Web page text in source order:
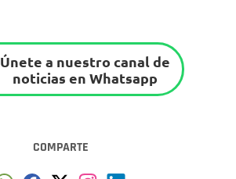
Únete a nuestro canal de
noticias en Whatsapp
COMPARTE